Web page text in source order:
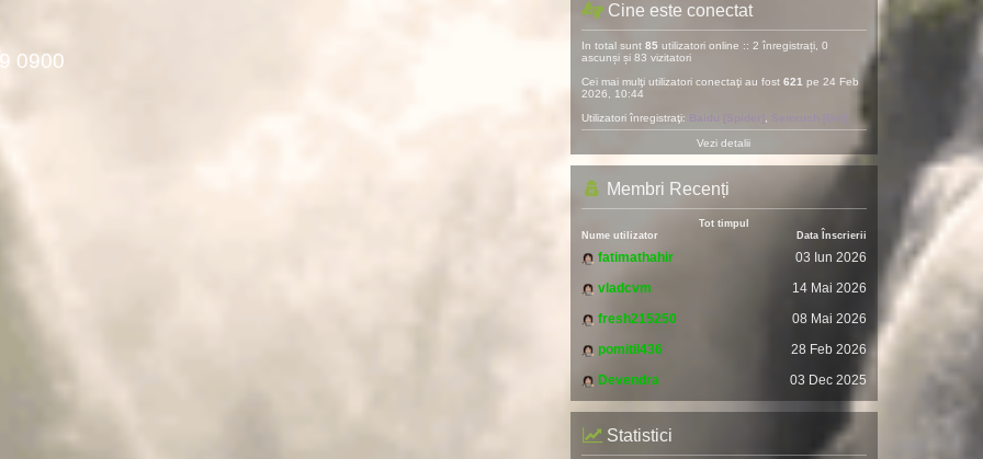
0900
Cine este conectat
In total sunt 85 utilizatori online :: 2 înregistrați, 0
ascunși și 83 vizitatori
Cei mai mulţi utilizatori conectaţi au fost 621 pe 24 Feb
2026, 10:44
Utilizatori înregistraţi:
Semrush [Bot]
Vezi detalii
Membri Recenți
Tot timpul
Nume utilizator
Data Înscrierii
fatimathahir
03 Iun 2026
vladcvm
14 Mai 2026
fresh215250
08 Mai 2026
pomitil436
28 Feb 2026
Devendra
03 Dec 2025
Statistici